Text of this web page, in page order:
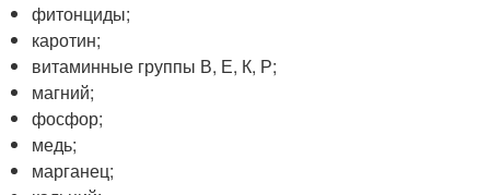
фитонциды;
каротин;
витаминные группы В, Е, К, Р;
магний;
фосфор;
медь;
марганец;